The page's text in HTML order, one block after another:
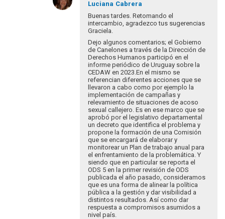
respuesta
Luciana Cabrera
Buenas tardes. Retomando el
intercambio, agradezco tus sugerencias
Graciela.
Dejo algunos comentarios; el Gobierno
de Canelones a través de la Dirección de
Derechos Humanos participó en el
informe periódico de Uruguay sobre la
CEDAW en 2023.En el mismo se
referencian diferentes acciones que se
llevaron a cabo como por ejemplo la
implementación de campañas y
relevamiento de situaciones de acoso
sexual callejero. Es en ese marco que se
aprobó por el legislativo departamental
un decreto que identifica el problema y
propone la formación de una Comisión
que se encargará de elaborar y
monitorear un Plan de trabajo anual para
el enfrentamiento de la problemática. Y
siendo que en particular se reporta el
ODS 5 en la primer revisión de ODS
publicada el año pasado, consideramos
que es una forma de alinear la política
pública a la gestión y dar visibilidad a
distintos resultados. Así como dar
respuesta a compromisos asumidos a
nivel país.